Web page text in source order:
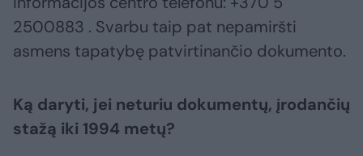
2500883 . Svarbu taip pat nepamiršti
asmens tapatybę patvirtinančio dokumento.
Ką daryti, jei neturiu dokumentų, įrodančių
stažą iki 1994 metų?